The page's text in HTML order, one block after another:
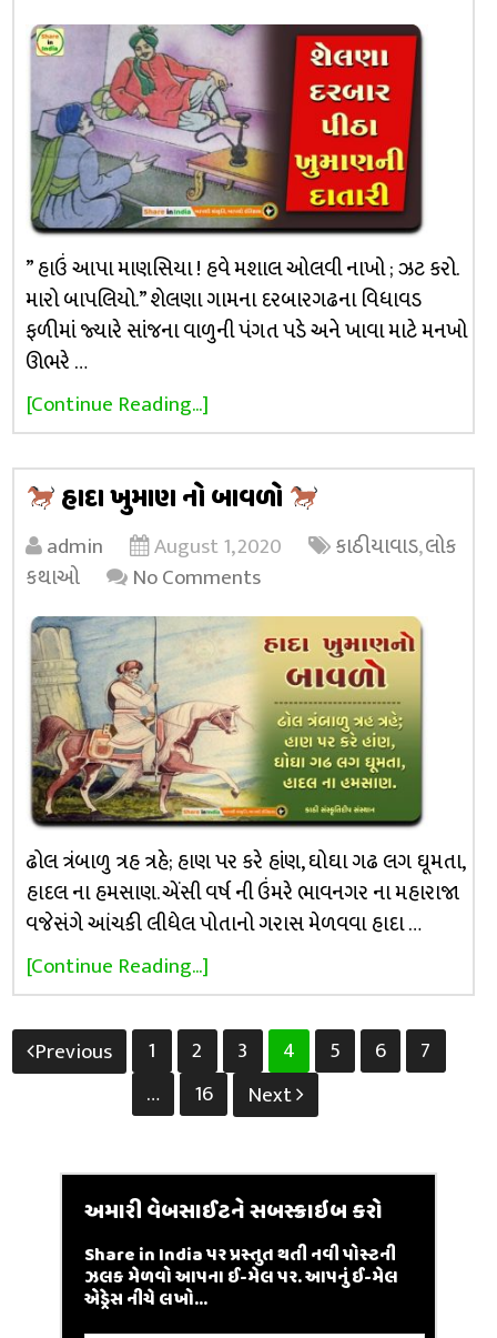
” હાઉં આપા માણસિયા ! હવે મશાલ ઓલવી નાખો ; ઝટ કરો.
મારો બાપલિયો.” શેલણા ગામના દરબારગઢના વિધાવડ
ફળીમાં જ્યારે સાંજના વાળુની પંગત પડે અને ખાવા માટે મનખો
ઊભરે …
[Continue Reading...]
હાદા ખુમાણ નો બાવળો
admin August 1, 2020 કાઠીયાવાડ,લોક
કથાઓ
No Comments
ઢોલ ત્રંબાળુ ત્રહ ત્રહે; હાણ પર કરે હાંણ, ઘોઘા ગઢ લગ ઘૂમતા,
હાદલ ના હમસાણ. એંસી વર્ષ ની ઉંમરે ભાવનગર ના મહારાજા
વજેસંગે આંચકી લીધેલ પોતાનો ગરાસ મેળવવા હાદા …
[Continue Reading...]
Posts
pagination
Previous 1 2 3 4 5 6
7
…
16 Next
અમારી વેબસાઈટને સબસ્ક્રાઇબ કરો
Share in India પર પ્રસ્તુત થતી નવી પોસ્ટની
ઝલક મેળવો આપના ઈ-મેલ પર. આપનું ઈ-મેલ
એડ્રેસ નીચે લખો...